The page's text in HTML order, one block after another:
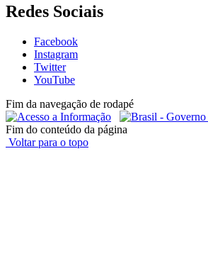
Redes Sociais
Facebook
Instagram
Twitter
YouTube
Fim da navegação de rodapé
Fim do conteúdo da página
Voltar para o topo